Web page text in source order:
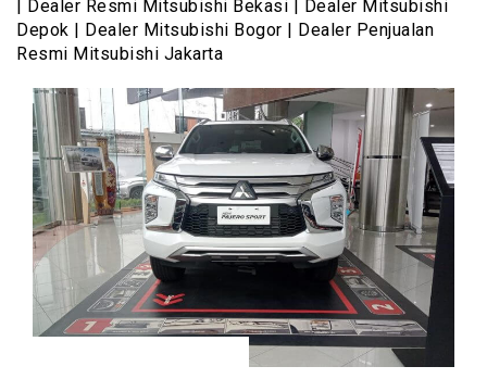
| Dealer Resmi Mitsubishi Bekasi | Dealer Mitsubishi
Depok | Dealer Mitsubishi Bogor | Dealer Penjualan
Resmi Mitsubishi Jakarta